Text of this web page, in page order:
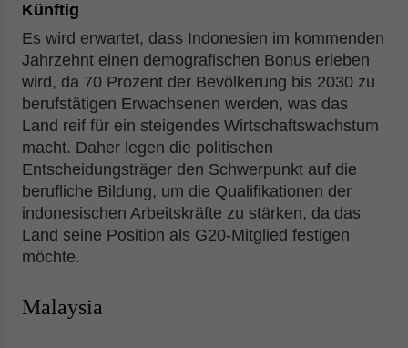
Künftig
Es wird erwartet, dass Indonesien im kommenden
Jahrzehnt einen demografischen Bonus erleben
wird, da 70 Prozent der Bevölkerung bis 2030 zu
berufstätigen Erwachsenen werden, was das
Land reif für ein steigendes Wirtschaftswachstum
macht. Daher legen die politischen
Entscheidungsträger den Schwerpunkt auf die
berufliche Bildung, um die Qualifikationen der
indonesischen Arbeitskräfte zu stärken, da das
Land seine Position als G20-Mitglied festigen
möchte.
Malaysia